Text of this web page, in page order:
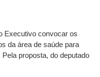
Executivo convocar os
da área de saúde para
proposta, do deputado